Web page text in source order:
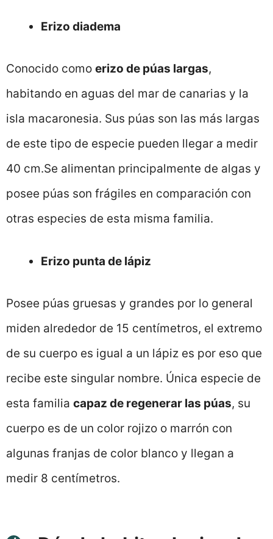
Erizo diadema
Conocido como erizo de púas largas,
habitando en aguas del mar de canarias y la
isla macaronesia. Sus púas son las más largas
de este tipo de especie pueden llegar a medir
40 cm.Se alimentan principalmente de algas y
posee púas son frágiles en comparación con
otras especies de esta misma familia.
Erizo punta de lápiz
Posee púas gruesas y grandes por lo general
miden alrededor de 15 centímetros, el extremo
de su cuerpo es igual a un lápiz es por eso que
recibe este singular nombre. Única especie de
esta familia capaz de regenerar las púas, su
cuerpo es de un color rojizo o marrón con
algunas franjas de color blanco y llegan a
medir 8 centímetros.